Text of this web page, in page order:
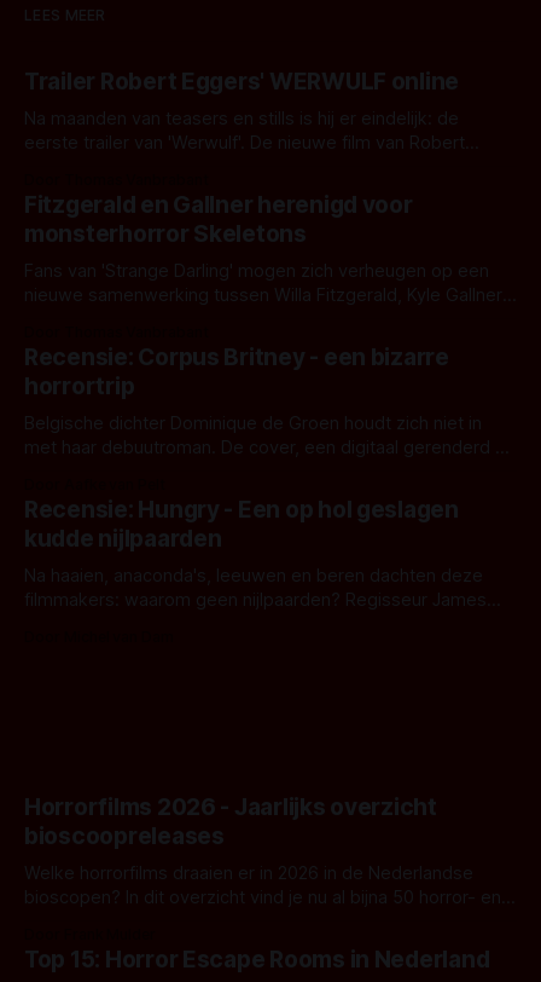
LEES MEER
Trailer Robert Eggers' WERWULF online
Na maanden van teasers en stills is hij er eindelijk: de
eerste trailer van 'Werwulf'. De nieuwe film van Robert
kille stijl vol folklore en mythe. Het topic deze keer is (kon
het het al raden?)... de weerwolf. Kijk je mee?
Fitzgerald en Gallner herenigd voor
monsterhorror Skeletons
Fans van 'Strange Darling' mogen zich verheugen op een
nieuwe samenwerking tussen Willa Fitzgerald, Kyle Gallner
'Skeletons', een nieuwe creature feature waarvoor de
opnames zijn gestart in Australië.
Recensie: Corpus Britney - een bizarre
horrortrip
Belgische dichter Dominique de Groen houdt zich niet in
met haar debuutroman. De cover, een digitaal gerenderd en
achtergrond, belooft iets kleurrijks maar onheilspellends,
iets ongrijpbaars. En dat maakt De Groen met ieder woord
waar.
Recensie: Hungry - Een op hol geslagen
kudde nijlpaarden
Na haaien, anaconda's, leeuwen en beren dachten deze
filmmakers: waarom geen nijlpaarden? Regisseur James
Horrorfilms 2026 - Jaarlijks overzicht
bioscoopreleases
Welke horrorfilms draaien er in 2026 in de Nederlandse
bioscopen? In dit overzicht vind je nu al bijna 50 horror- en
Top 15: Horror Escape Rooms in Nederland